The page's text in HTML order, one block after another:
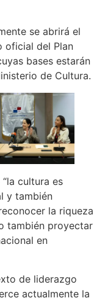
se abrirá el
oficial del Plan
bases estarán
de Cultura.
cultura es
y también
la riqueza
también proyectar
en
de liderazgo
actualmente la